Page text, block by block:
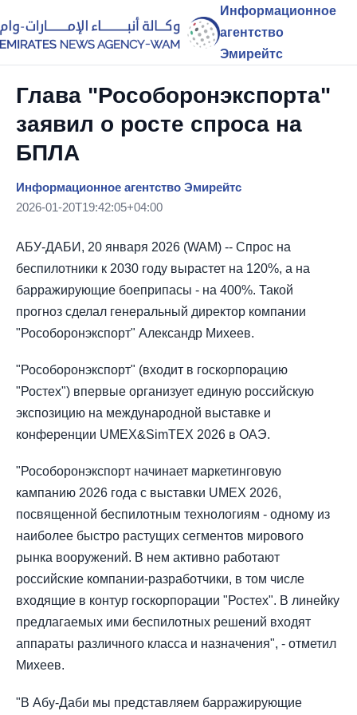
Информационное
агентство
Эмирейтс
Глава "Рособоронэкспорта"
заявил о росте спроса на
БПЛА
Информационное агентство Эмирейтс
2026-01-20T19:42:05+04:00
АБУ-ДАБИ, 20 января 2026 (WAM) -- Спрос на
беспилотники к 2030 году вырастет на 120%, а на
барражирующие боеприпасы - на 400%. Такой
прогноз сделал генеральный директор компании
"Рособоронэкспорт" Александр Михеев.
"Рособоронэкспорт" (входит в госкорпорацию
"Ростех") впервые организует единую российскую
экспозицию на международной выставке и
конференции UMEX&SimTEX 2026 в ОАЭ.
"Рособоронэкспорт начинает маркетинговую
кампанию 2026 года с выставки UMEX 2026,
посвященной беспилотным технологиям - одному из
наиболее быстро растущих сегментов мирового
рынка вооружений. В нем активно работают
российские компании-разработчики, в том числе
входящие в контур госкорпорации "Ростех". В линейку
предлагаемых ими беспилотных решений входят
аппараты различного класса и назначения", - отметил
Михеев.
"В Абу-Даби мы представляем барражирующие